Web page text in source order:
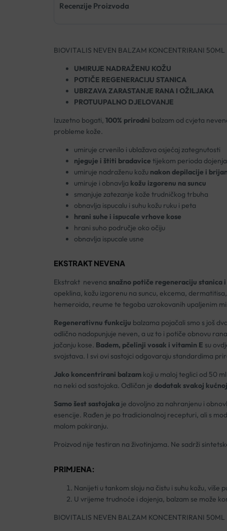
Recenzije Proizvoda
BIOVITALIS NEVEN BALZAM KONCENTRIRANI 50ML
UMIRUJE NADRAŽENU KOŽU
POTIČE REGENERACIJU STANICA
UBRZAVA ZARASTANJE RANA I OŽILJAKA
PROTUUPALNO DJELOVANJE
Izuzetno bogati, 100% prirodni balzam od cvjeta
probleme kože.
umiruje crvenilo i ublažava osjećaj zategnutosti
njeguje i štiti bradavice tijekom perioda dojenja
umiruje nadraženu kožu nakon depilacije i
umiruje i obnavlja kožu izgorenu na suncu
smanjuje zatezanje kože trudničkog trbuha
obnavlja ispucalu i suhu kožu ruku i peta
hrani suhe i ispucale vrhove kose
hrani suho područje oko očiju
obnavlja ispucale usne
EKSTRAKT NEVENA
Ekstrakt nevena snažno potiče regeneraciju stanica
opeklina, kožu izgorenu na suncu, ekcema,
hemeroida, reume te tegoba uzrokovanih upaljenim
Regenerativnu funkciju balzama pojačali smo s još
odlično nadopunjuje neven, a uz to i potiče obnovu
jačanju kose. Badem, pčelinji vosak i vitamin E su
svojstava. I svi ovi sastojci odgovaraju standardima
Jako koncentrirani balzamkoji u maloj teglici od 50
na neki od sastojaka. Odličan je dodatak svakoj
Samo šest sastojakaje dovoljno za nahranjenu i
esencije. Rađen je po tradicionalnoj recepturi, ali s
malom pakiranju.
Proizvod nije testiran na životinjama. Ne sadrži
PRIMJENA:
Nanijeti u tankom sloju na čistu i suhu kožu, više
U vrijeme trudnoće i dojenja, balzam se može
BIOVITALIS NEVEN BALZAM KONCENTRIRANI 50ML